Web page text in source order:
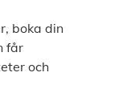
boka din
får
och